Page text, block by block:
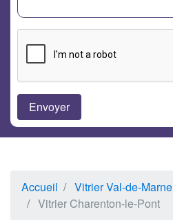
Accueil
Vitrier Val-de-Marne
Vitrier Charenton-le-Pont